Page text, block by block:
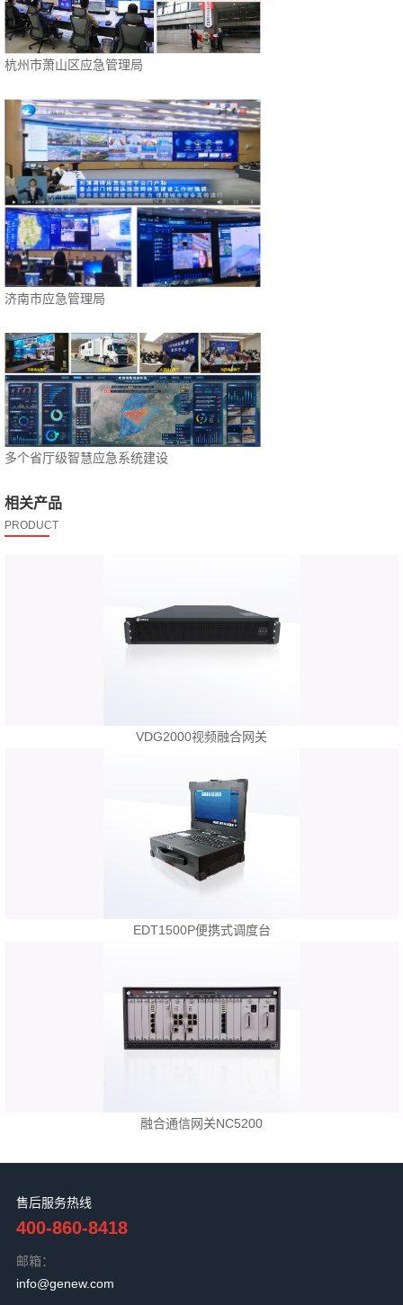
杭州市萧山区应急管理局
济南市应急管理局
多个省厅级智慧应急系统建设
相关产品
PRODUCT
VDG2000视频融合网关
EDT1500P便携式调度台
融合通信网关NC5200
售后服务热线
400-860-8418
邮箱：
info@genew.com